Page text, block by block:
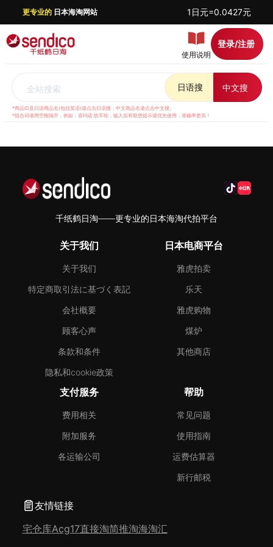
更专业的日本海淘网站 1日元=0.0427元
使用说明
登录/注册
全站搜索 日语搜 中文搜
*商品ID及日语商品名(包括英语)请点击日语搜；中文商品名请点击中文搜。
*组合词请用空格隔开，例如：喜玛诺 纺车轮，输入后有联想提示请优先使用，准确率更高！
千纸鹤日淘——更专业的日本海淘代拍平台
关于我们
关于我们
特定商取引法に基づく表記
会社概要
顾客心声
条款和条件
隐私和cookie政策
日本电商平台
雅虎拍卖
乐天
雅虎购物
煤炉
其他商店
支付服务
费用相关
附加服务
各运输公司
帮助
常见问题
使用指南
运费估算器
新行邮税
友情链接
宅仓库Acg17直接淘简推淘海淘汇